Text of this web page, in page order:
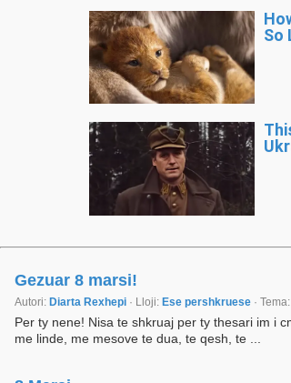
Gezuar 8 marsi!
Autori: Diarta Rexhepi · Lloji: Ese pershkruese · Tema:
Per ty nene! Nisa te shkruaj per ty thesari im i
me linde, me mesove te dua, te qesh, te ...